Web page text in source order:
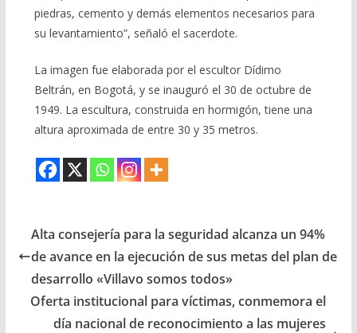
piedras, cemento y demás elementos necesarios para
su levantamiento”, señaló el sacerdote.
La imagen fue elaborada por el escultor Dídimo
Beltrán, en Bogotá, y se inauguró el 30 de octubre de
1949. La escultura, construida en hormigón, tiene una
altura aproximada de entre 30 y 35 metros.
Alta consejería para la seguridad alcanza un 94%
de avance en la ejecución de sus metas del plan de
desarrollo «Villavo somos todos»
Oferta institucional para víctimas, conmemora el
día nacional de reconocimiento a las mujeres